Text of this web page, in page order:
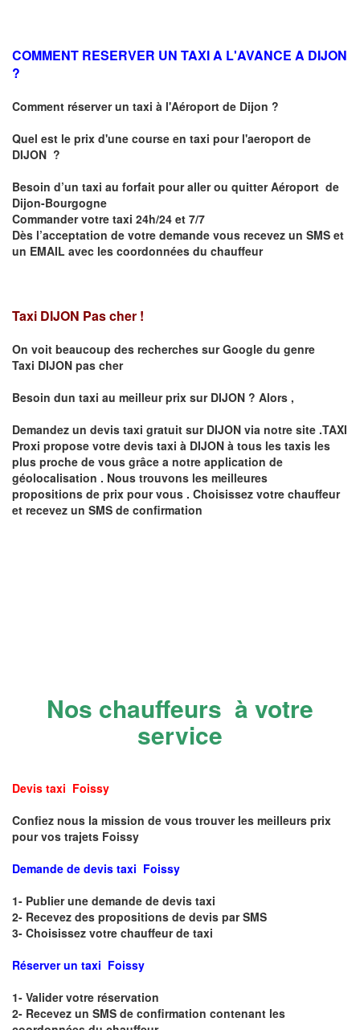
COMMENT RESERVER UN TAXI A L'AVANCE A DIJON
?
Comment réserver un taxi à l'Aéroport de Dijon ?
Quel est le prix d'une course en taxi pour l'aeroport de
DIJON ?
Besoin d’un taxi au forfait pour aller ou quitter Aéroport de
Dijon-Bourgogne
Commander votre taxi 24h/24 et 7/7
Dès l’acceptation de votre demande vous recevez un SMS et
un EMAIL avec les coordonnées du chauffeur
Taxi DIJON Pas cher !
On voit beaucoup des recherches sur Google du genre
Taxi DIJON pas cher
Besoin dun taxi au meilleur prix sur DIJON ? Alors ,
Demandez un devis taxi gratuit sur DIJON via notre site .TAXI
Proxi propose votre devis taxi à DIJON à tous les taxis les
plus proche de vous grâce a notre application de
géolocalisation . Nous trouvons les meilleures
propositions de prix pour vous . Choisissez votre chauffeur
et recevez un SMS de confirmation
Nos chauffeurs à votre
service
Devis taxi Foissy
Confiez nous la mission de vous trouver les meilleurs prix
pour vos trajets Foissy
Demande de devis taxi Foissy
1- Publier une demande de devis taxi
2- Recevez des propositions de devis par SMS
3- Choisissez votre chauffeur de taxi
Réserver un taxi Foissy
1- Valider votre réservation
2- Recevez un SMS de confirmation contenant les